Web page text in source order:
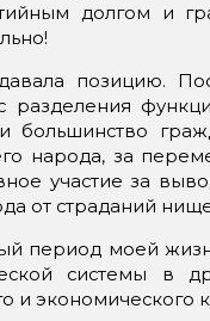
долгом и
позицию.
разделения
большинство
народа, за
участие за
от страданий
период моей
системы в
и экономического